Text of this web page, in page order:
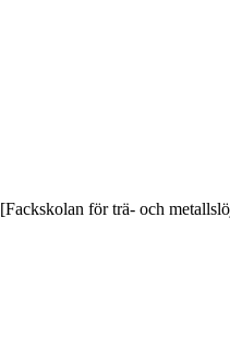
[Fackskolan för trä- och